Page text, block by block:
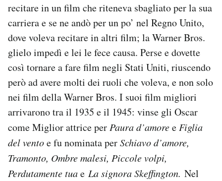
recitare in un film che riteneva sbagliato per la sua
carriera e se ne andò per un po’ nel Regno Unito,
dove voleva recitare in altri film; la Warner Bros.
glielo impedì e lei le fece causa. Perse e dovette
così tornare a fare film negli Stati Uniti, riuscendo
però ad avere molti dei ruoli che voleva, e non solo
nei film della Warner Bros. I suoi film migliori
arrivarono tra il 1935 e il 1945: vinse gli Oscar
come Miglior attrice perPaura d’amoreeFiglia
del ventoe fu nominata perSchiavo d’amore,
Tramonto, Ombre malesi, Piccole volpi,
Perdutamente tuae La signora Skeffington. Nel